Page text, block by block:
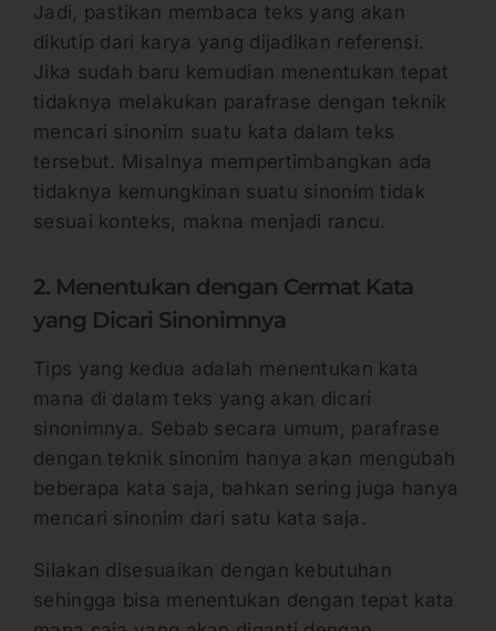
Jadi, pastikan membaca teks yang akan
dikutip dari karya yang dijadikan referensi.
Jika sudah baru kemudian menentukan tepat
tidaknya melakukan parafrase dengan teknik
mencari sinonim suatu kata dalam teks
tersebut. Misalnya mempertimbangkan ada
tidaknya kemungkinan suatu sinonim tidak
sesuai konteks, makna menjadi rancu.
2. Menentukan dengan Cermat Kata
yang Dicari Sinonimnya
Tips yang kedua adalah menentukan kata
mana di dalam teks yang akan dicari
sinonimnya. Sebab secara umum, parafrase
dengan teknik sinonim hanya akan mengubah
beberapa kata saja, bahkan sering juga hanya
mencari sinonim dari satu kata saja.
Silakan disesuaikan dengan kebutuhan
sehingga bisa menentukan dengan tepat kata